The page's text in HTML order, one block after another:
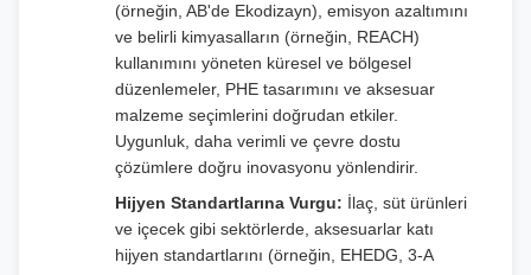
(örneğin, AB'de Ekodizayn), emisyon azaltımını
ve belirli kimyasalların (örneğin, REACH)
kullanımını yöneten küresel ve bölgesel
düzenlemeler, PHE tasarımını ve aksesuar
malzeme seçimlerini doğrudan etkiler.
Uygunluk, daha verimli ve çevre dostu
çözümlere doğru inovasyonu yönlendirir.
Hijyen Standartlarına Vurgu: İlaç, süt ürünleri
ve içecek gibi sektörlerde, aksesuarlar katı
hijyen standartlarını (örneğin, EHEDG, 3-A